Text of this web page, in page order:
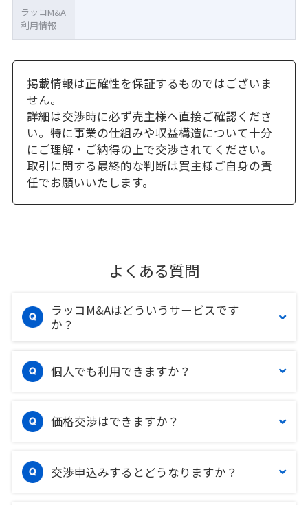
ラッコM&A
利用情報
掲載情報は正確性を保証するものではございま
せん。
詳細は交渉時に必ず売主様へ直接ご確認くださ
い。特に事業の仕組みや収益構造について十分
にご理解・ご納得の上で交渉されてください。
取引に関する最終的な判断は買主様ご自身の責
任でお願いいたします。
よくある質問
ラッコM&Aはどういうサービスです
か？
個人でも利用できますか？
価格交渉はできますか？
交渉申込みするとどうなりますか？